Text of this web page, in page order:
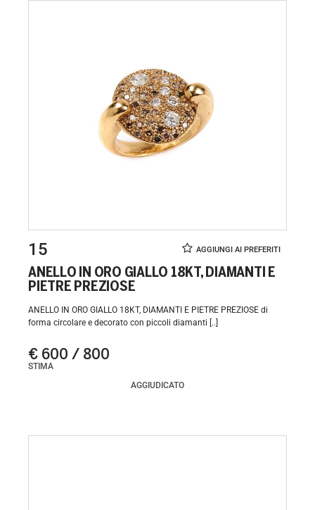
15
ANELLO IN ORO GIALLO 18KT, DIAMANTI E
PIETRE PREZIOSE
ANELLO IN ORO GIALLO 18KT, DIAMANTI E PIETRE PREZIOSE di
forma circolare e decorato con piccoli diamanti [..]
€ 600 / 800
STIMA
AGGIUDICATO